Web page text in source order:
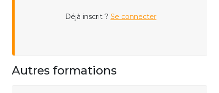
Déjà inscrit ? Se connecter
Autres formations